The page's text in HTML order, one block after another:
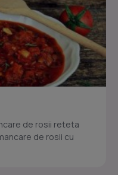
de rosii reteta
de rosii cu